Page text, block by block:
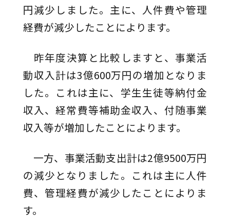
円減少しました。主に、人件費や管理
経費が減少したことによります。
昨年度決算と比較しますと、事業活
動収入計は3億600万円の増加となりま
した。これは主に、学生生徒等納付金
収入、経常費等補助金収入、付随事業
収入等が増加したことによります。
一方、事業活動支出計は2億9500万円
の減少となりました。これは主に人件
費、管理経費が減少したことによりま
す。